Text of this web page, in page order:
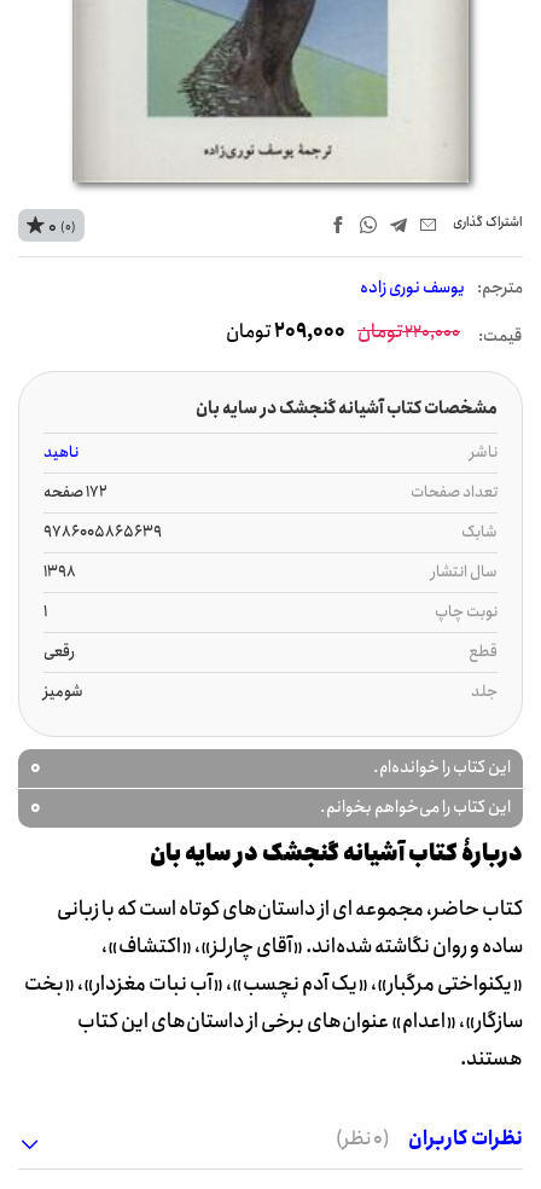
اشتراک‌ گذاری
مترجم: یوسف نوری زاده
0 (0)
قیمت: 220,000تومان 209,000تومان
مشخصات کتاب آشیانه گنجشک در سایه بان
ناشر
ناهید
تعداد صفحات
172 صفحه
شابک
9786005865639
سال انتشار
1398
نوبت چاپ
1
قطع
رقعی
جلد
شومیز
این کتاب را خوانده‌ام. 0
این کتاب را می‌خواهم بخوانم. 0
دربارۀ کتاب آشیانه گنجشک در سایه بان
کتاب حاضر، مجموعه ای از داستان‌های کوتاه است که با زبانی
ساده و روان نگاشته شده‌اند. «آقای چارلز»، «‌اکتشاف»،
«یکنواختی مرگبار»، «یک آدم نچسب»، «آب نبات مغزدار»،‌ «بخت
سازگار»، «اعدام»‌ عنوان‌های برخی از داستان‌های این کتاب
هستند.
نظرات کاربران (0 نظر)